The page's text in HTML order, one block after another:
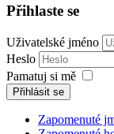
Přihlaste se
Uživatelské jméno
Heslo
Pamatuj si mě
Přihlásit se
Zapomenuté